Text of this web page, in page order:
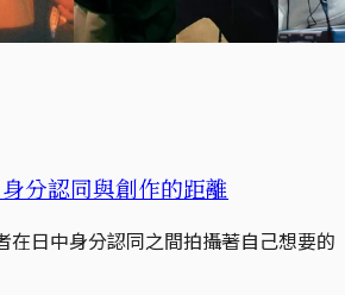
分認同與創作的距離
在日中身分認同之間拍攝著自己想要的